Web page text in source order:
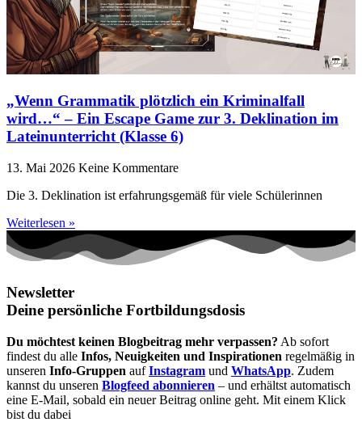
„Wenn Grammatik plötzlich ein Kriminalfall
wird…“ – Ein Escape Game zur 3. Deklination im
Lateinunterricht (Klasse 6)
13. Mai 2026 Keine Kommentare
Die 3. Deklination ist erfahrungsgemäß für viele Schülerinnen
Weiterlesen »
Newsletter
Deine persönliche Fortbildungsdosis
Du möchtest keinen Blogbeitrag mehr verpassen? Ab sofort
findest du alle Infos, Neuigkeiten und Inspirationen regelmäßig in
unseren Info-Gruppen aufInstagram und WhatsApp. Zudem
kannst du unseren Blogfeed abonnieren – und erhältst automatisch
eine E-Mail, sobald ein neuer Beitrag online geht. Mit einem Klick
bist du dabei